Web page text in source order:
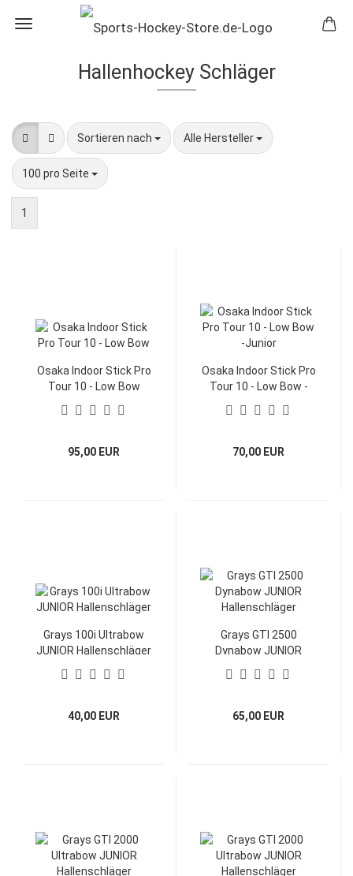
Hallenhockey Schläger
Sortieren nach
Sortieren nach Alle Hersteller
pro Seite
100 pro Seite
pro Seite
1
Osaka Indoor Stick Pro
Tour 10 - Low Bow
95,00 EUR
Osaka Indoor Stick Pro
Tour 10 - Low Bow -
70,00 EUR
Grays 100i Ultrabow
JUNIOR Hallenschläger
40,00 EUR
Grays GTI 2500
Dynabow JUNIOR
65,00 EUR